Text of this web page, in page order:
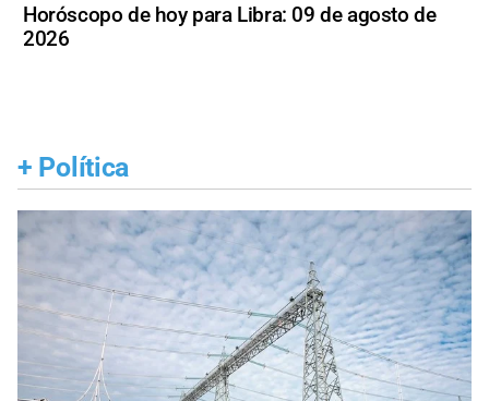
Horóscopo de hoy para Libra: 09 de agosto de
2026
+ Política